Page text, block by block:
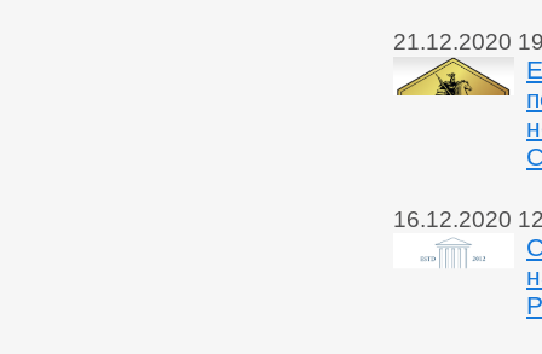
21.12.2020
16.12.2020